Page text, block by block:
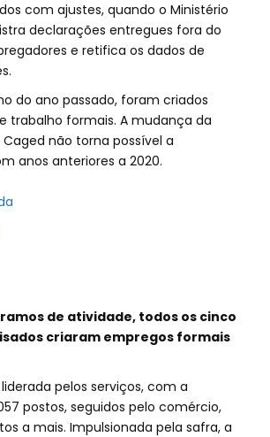
com ajustes, quando o Ministério
declarações entregues fora do
e retifica os dados de
do ano passado, foram criados
de trabalho formais. A mudança da
não torna possível a
anos anteriores a 2020.
de atividade, todos os cinco
criaram empregos formais
pelos serviços, com a
postos, seguidos pelo comércio,
a mais. Impulsionada pela safra, a